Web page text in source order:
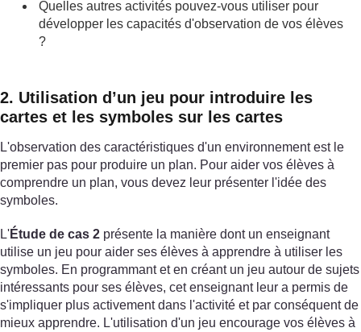
Quelles autres activités pouvez-vous utiliser pour
développer les capacités d'observation de vos élèves
?
2. Utilisation d’un jeu pour introduire les
cartes et les symboles sur les cartes
L'observation des caractéristiques d'un environnement est le
premier pas pour produire un plan. Pour aider vos élèves à
comprendre un plan, vous devez leur présenter l'idée des
symboles.
L'Étude de cas 2 présente la manière dont un enseignant
utilise un jeu pour aider ses élèves à apprendre à utiliser les
symboles. En programmant et en créant un jeu autour de sujets
intéressants pour ses élèves, cet enseignant leur a permis de
s'impliquer plus activement dans l'activité et par conséquent de
mieux apprendre. L'utilisation d'un jeu encourage vos élèves à